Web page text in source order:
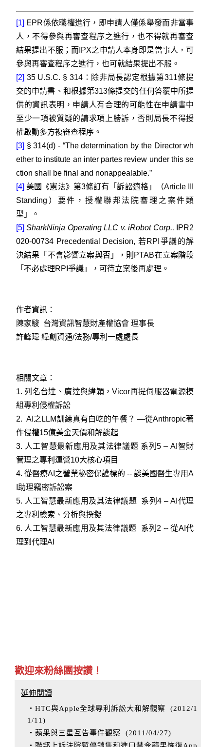
[1] EPR係依職權進行，即申請人僅係舉發而非當事
人，不得參與再審查程序之進行，也不得就再審查
結果提出不服；而IPX之申請人本身即是當事人，可
參與再審查程序之進行，也可就結果提出不服。
[2] 35 U.S.C. § 314：除非局長認定根據第311條提
交的申請書、和根據第313條提交的任何答覆中所提
供的資訊表明，申請人有合理的可能性在申請書中
至少一項被質疑的請求項上勝訴，否則局長不得授
權啟動多方複審查程序。
[3] § 314(d) - “The determination by the Director wh
ether to institute an inter partes review under this se
ction shall be final and nonappealable.”
[4] 美國《憲法》第3條訂有「訴訟適格」（Article III
Standing）要件，授權聯邦法院審理之案件類
型」。
[5] SharkNinja Operating LLC v. iRobot Corp., IPR2
020‑00734 Precedential Decision, 若RPI爭議的解
決結果「不會影響立案與否」，則PTAB在立案階段
「不必處理RPI爭議」，可待立案後再處理。
作者資訊：
陳家駿 台灣資訊智慧財產權協會 理事長
許峰瑋 緯創資通/法務/專利一處處長
相關文章：
1.列名台達、廣達與緯穎，Vicor再提伺服器電源模
組專利侵權訴訟
2.AI之LLM訓練真有白吃的午餐？ —從Anthropic著
作侵權15億美金天價和解談起
3. 人工智慧最新應用及其法律議題 系列5 – AI智財
管理之專利運營10大核心項目
4.從醫療AI之營業秘密保護標的 -- 談美國醫生專用A
I助理竊密訴訟案
5. 人工智慧最新應用及其法律議題 系列4 – AI代理
之專利檢索、分析與撰擬
6. 人工智慧最新應用及其法律議題 系列2 -- 從AI代
理到代理AI
歡迎來粉絲團按讚！
延伸閱讀
‧HTC與Apple全球專利訴訟大和解觀察 (2012/1
1/11 )
‧蘋果與三星互告事件觀察
(2011/04/27)
‧聯邦上訴法院暫停銷售和進口禁令蘋果恢復App